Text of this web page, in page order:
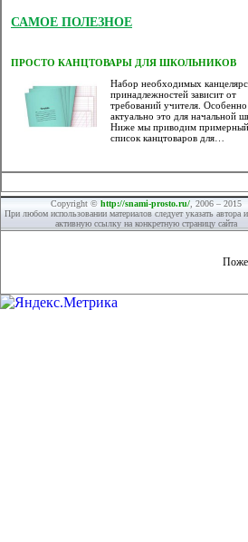
САМОЕ ПОЛЕЗНОЕ
ПРОСТО КАНЦТОВАРЫ ДЛЯ ШКОЛЬНИКОВ
Набор необходимых
принадлежностей зависит от
требований учителя. Особенно
актуально это для начальной
Ниже мы приводим примерный
список канцтоваров для…
Copyright © http://snami-prosto.ru/, 2006 – 2015
При любом использовании материалов следует указать автора
активную ссылку на конкретную страницу сайта